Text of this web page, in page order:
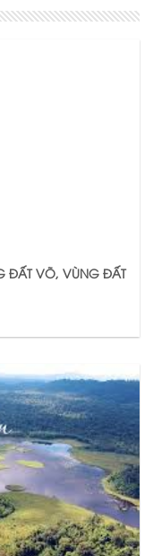
ĐẤT VÕ, VÙNG ĐẤT